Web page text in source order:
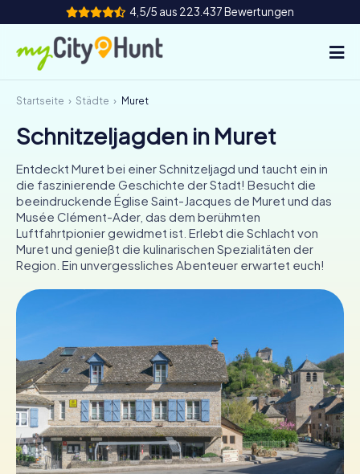
4,5/5 aus 223.437 Bewertungen
So funktioniert's
Städte
Touren
Teamevent
Tickets
INT AT CH
DE
NL
Tickets buchen
Gutscheine bestellen
Startseite Städte Muret
Schnitzeljagden in Muret
Entdeckt Muret bei einer Schnitzeljagd und taucht ein in
die faszinierende Geschichte der Stadt! Besucht die
beeindruckende Église Saint-Jacques de Muret und das
Musée Clément-Ader, das dem berühmten
Luftfahrtpionier gewidmet ist. Erlebt die Schlacht von
Muret und genießt die kulinarischen Spezialitäten der
Region. Ein unvergessliches Abenteuer erwartet euch!